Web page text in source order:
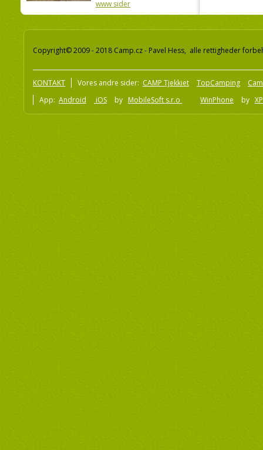
Strachotín, i Břeclav-
omegnen, direkte på
www sider
Copyright© 2009 - 2018 Camp.cz - Pavel Hess, alle rettigheder